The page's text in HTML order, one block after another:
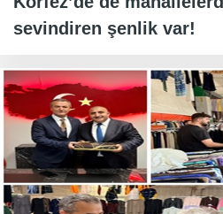
sevindiren şenlik var!